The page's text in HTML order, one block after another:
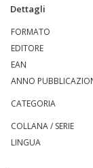
Dettagli
FORMATO
EDITORE
EAN
ANNO
CATEGORIA
COLLANA / SERIE
LINGUA